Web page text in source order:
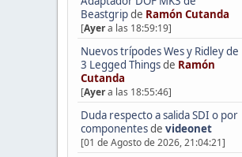
Beastgripde Ramón Cutanda
[Ayera las 18:59:19]
Nuevos trípodes Wes y Ridley de
3 Legged Thingsde Ramón
Cutanda
[Ayera las 18:55:46]
Duda respecto a salida SDI o por
componentesde videonet
[01 de Agosto de 2026, 21:04:21]